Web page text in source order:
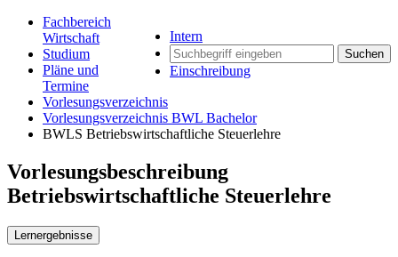
Intern
Suchen
Einschreibung
Fachbereich
Wirtschaft
Studium
Pläne und
Termine
Vorlesungsverzeichnis
Vorlesungsverzeichnis BWL Bachelor
BWLS Betriebswirtschaftliche Steuerlehre
Vorlesungsbeschreibung
Betriebswirtschaftliche Steuerlehre
Lernergebnisse